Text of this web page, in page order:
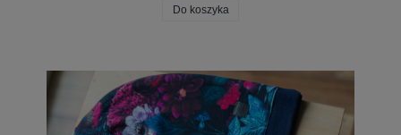
Do koszyka